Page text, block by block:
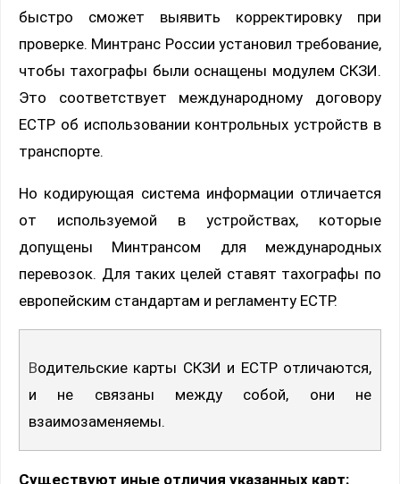
быстро сможет выявить корректировку при
проверке. Минтранс России установил требование,
чтобы тахографы были оснащены модулем СКЗИ.
Это соответствует международному договору
ЕСТР об использовании контрольных устройств в
транспорте.
Но кодирующая система информации отличается
от используемой в устройствах, которые
допущены Минтрансом для международных
перевозок. Для таких целей ставят тахографы по
европейским стандартам и регламенту ЕСТР.
Водительские карты СКЗИ и ЕСТР отличаются,
и не связаны между собой, они не
взаимозаменяемы.
Существуют иные отличия указанных карт: